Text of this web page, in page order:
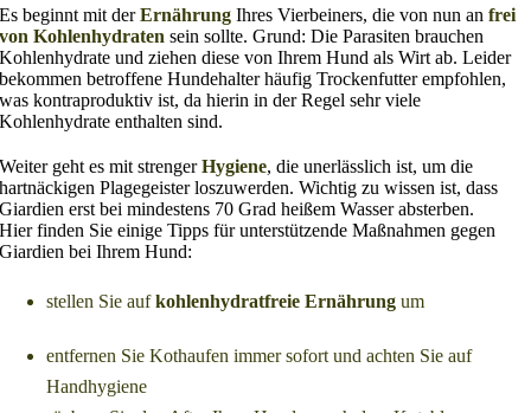
Es beginnt mit derErnährung Ihres Vierbeiners, die von nun anfrei
von Kohlenhydraten sein sollte. Grund: Die Parasiten brauchen
Kohlenhydrate und ziehen diese von Ihrem Hund als Wirt ab. Leider
bekommen betroffene Hundehalter häufig Trockenfutter empfohlen,
was kontraproduktiv ist, da hierin in der Regel sehr viele
Kohlenhydrate enthalten sind.
Weiter geht es mit strengerHygiene, die unerlässlich ist, um die
hartnäckigen Plagegeister loszuwerden. Wichtig zu wissen ist, dass
Giardien erst bei mindestens 70 Grad heißem Wasser absterben.
Hier finden Sie einige Tipps für unterstützende Maßnahmen gegen
Giardien bei Ihrem Hund:
stellen Sie aufkohlenhydratfreie Ernährung um
entfernen Sie Kothaufen immer sofort und achten Sie auf
Handhygiene